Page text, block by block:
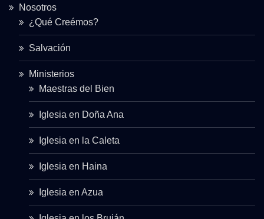
Nosotros
¿Qué Creémos?
Salvación
Ministerios
Maestras del Bien
Iglesia en Doña Ana
Iglesia en la Caleta
Iglesia en Haina
Iglesia en Azua